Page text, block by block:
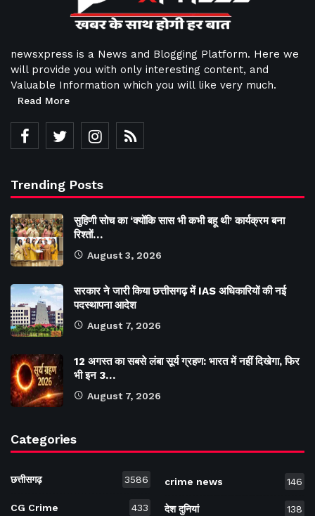
newsxpress is a News and Blogging Platform. Here we
will provide you with only interesting content, and
Valuable Information which you will like very much.
Read More
Trending Posts
सुहिणी सोच का ‘क्योंकि सास भी कभी बहू थी’ कार्यक्रम बना
रिश्तों…
August 3, 2026
सरकार ने जारी किया छत्तीसगढ़ में IAS अधिकारियों की नई
पदस्थापना आदेश
August 7, 2026
12 अगस्त का सबसे लंबा सूर्य ग्रहण: भारत में नहीं दिखेगा, फिर
भी इन 3…
August 7, 2026
Categories
छत्तीसगढ़ 3586
CG Crime 433
crime news 146
देश दुनियां 138